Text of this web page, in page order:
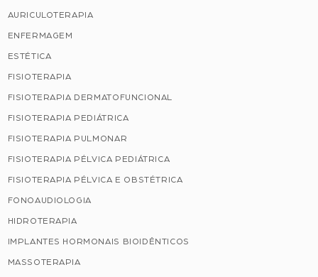
AURICULOTERAPIA
ENFERMAGEM
ESTÉTICA
FISIOTERAPIA
FISIOTERAPIA DERMATOFUNCIONAL
FISIOTERAPIA PEDIÁTRICA
FISIOTERAPIA PULMONAR
FISIOTERAPIA PÉLVICA PEDIÁTRICA
FISIOTERAPIA PÉLVICA E OBSTÉTRICA
FONOAUDIOLOGIA
HIDROTERAPIA
IMPLANTES HORMONAIS BIOIDÊNTICOS
MASSOTERAPIA